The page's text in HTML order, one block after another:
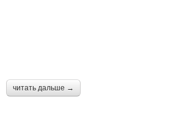
читать дальше →